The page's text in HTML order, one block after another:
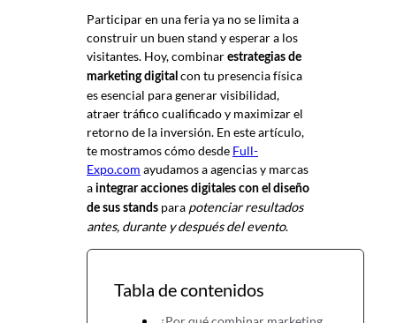
Participar en una feria ya no se limita a
construir un buen stand y esperar a los
visitantes. Hoy, combinar estrategias de
marketing digital con tu presencia física
es esencial para generar visibilidad,
atraer tráfico cualificado y maximizar el
retorno de la inversión. En este artículo,
te mostramos cómo desde Full-
Expo.com ayudamos a agencias y marcas
a integrar acciones digitales con el diseño
de sus stands para potenciar resultados
antes, durante y después del evento.
Tabla de contenidos